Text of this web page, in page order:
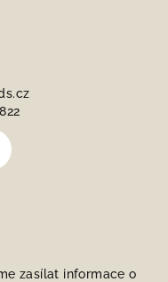
zasílat informace o